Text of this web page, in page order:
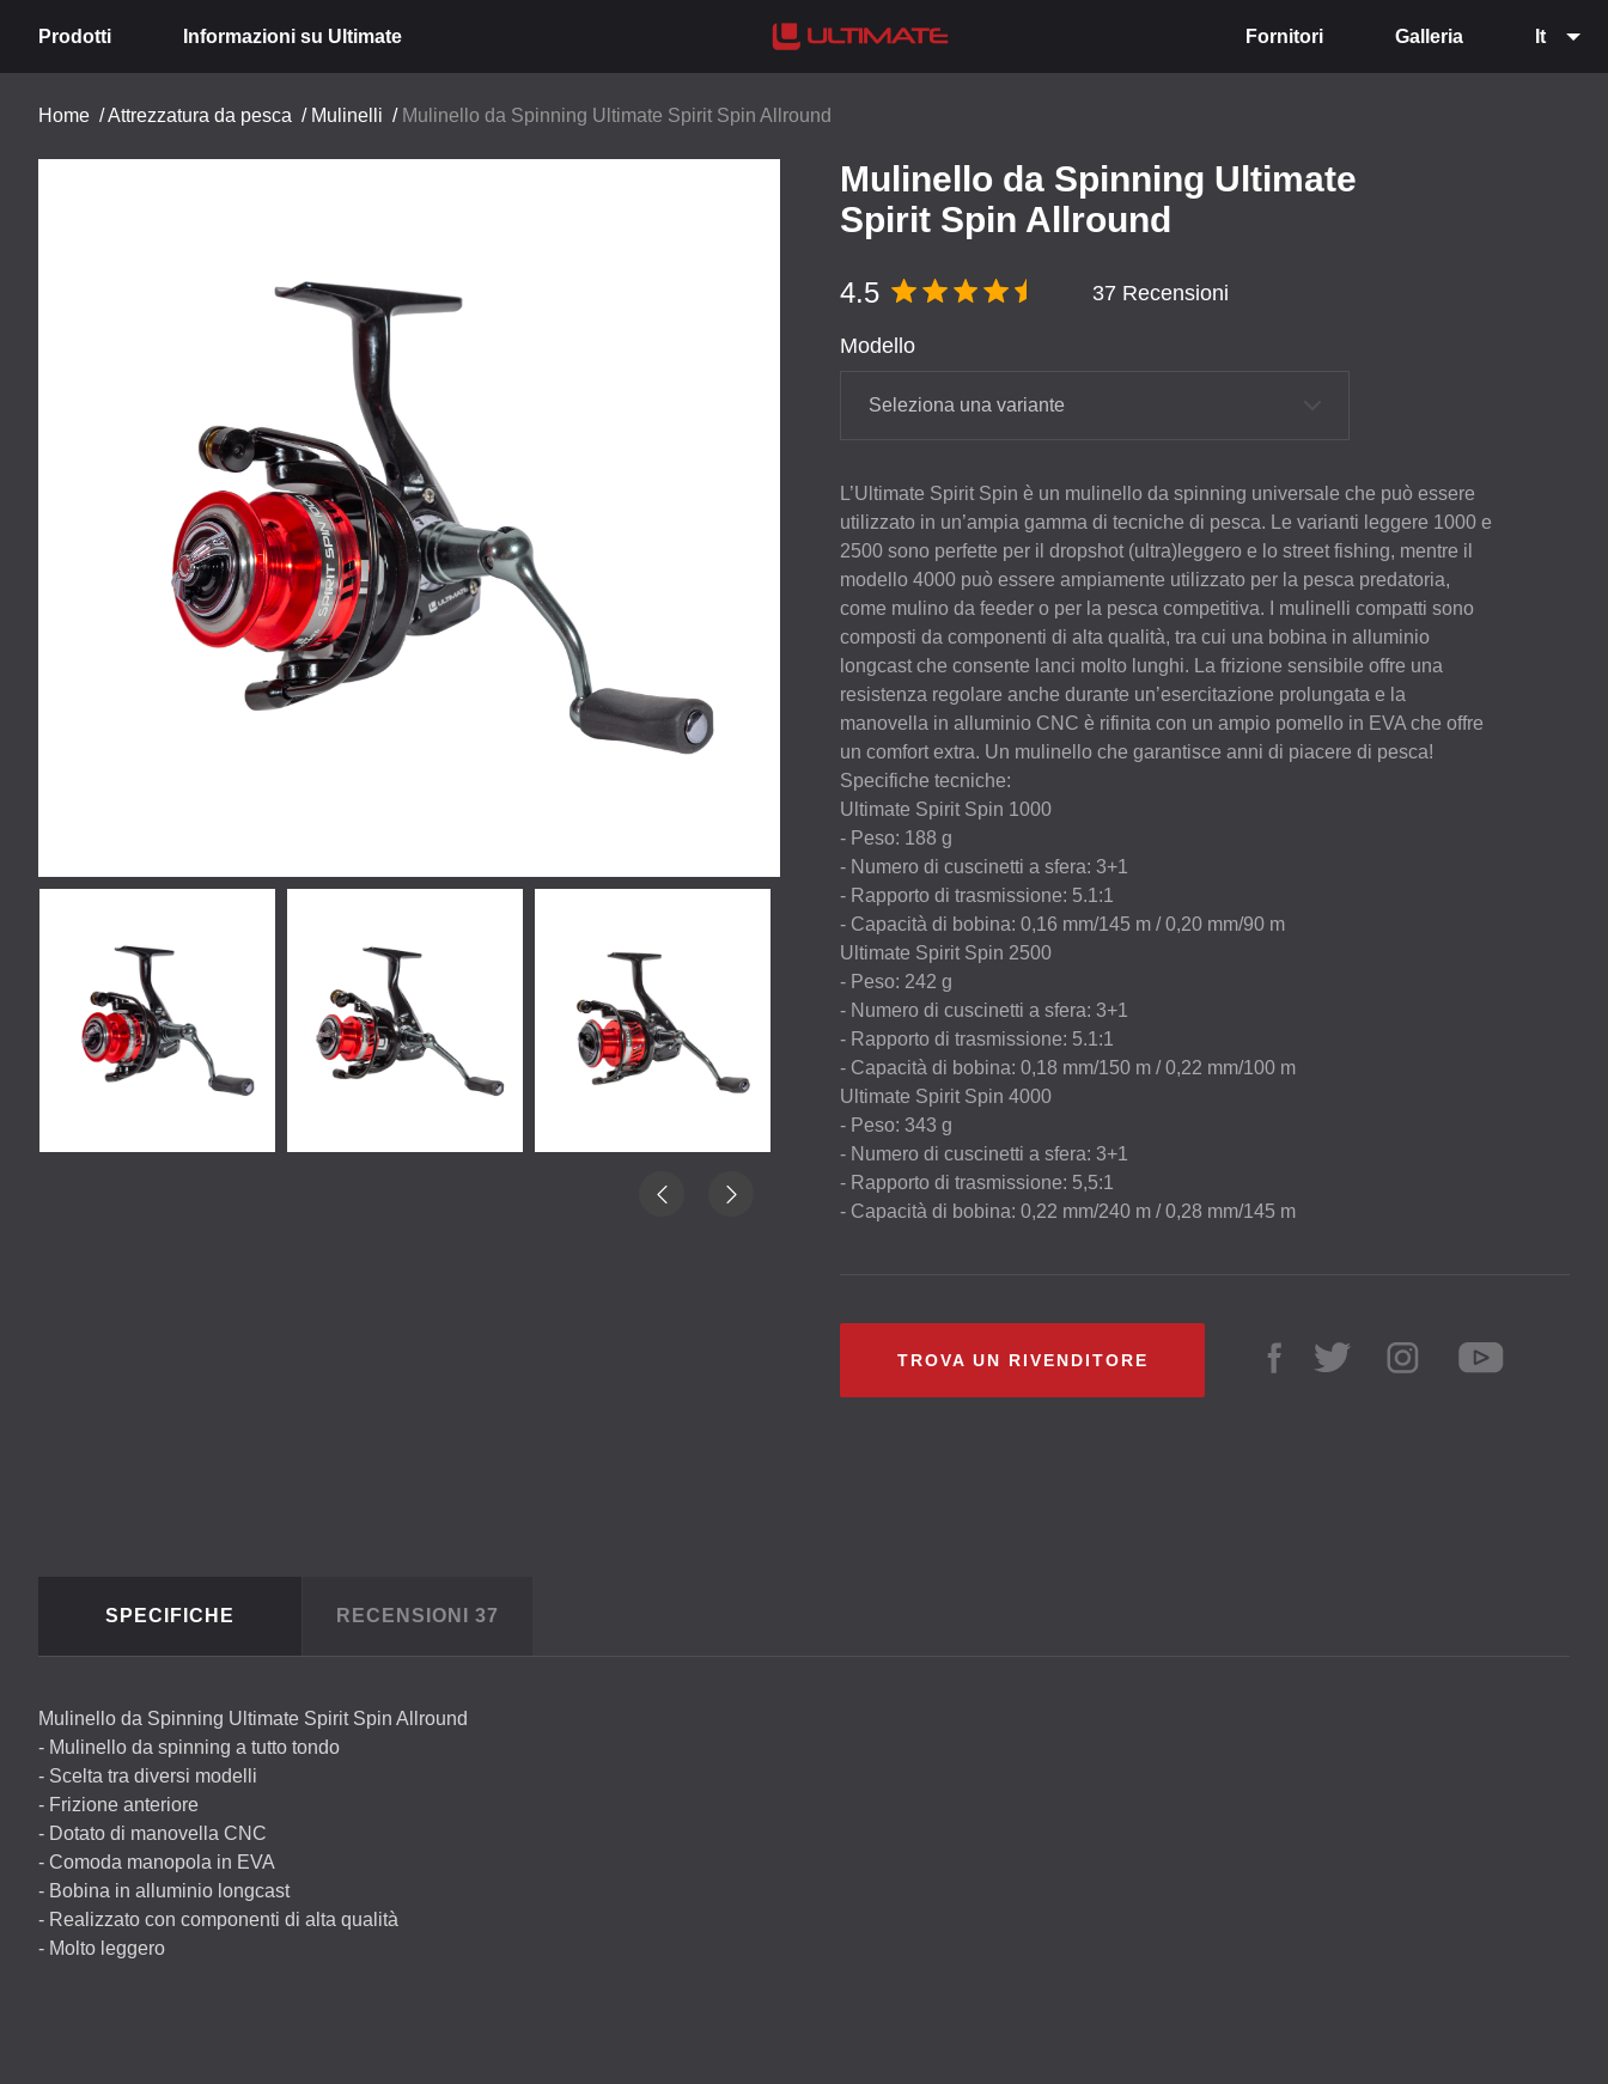
Prodotti Informazioni su Ultimate Fornitori Galleria It
Home /Attrezzatura da pesca / Mulinelli / Mulinello da Spinning Ultimate Spirit Spin Allround
Mulinello da Spinning Ultimate
Spirit Spin Allround
4.5 37 Recensioni
Modello
Seleziona una variante
L’Ultimate Spirit Spin è un mulinello da spinning universale che può essere
utilizzato in un’ampia gamma di tecniche di pesca. Le varianti leggere 1000 e
2500 sono perfette per il dropshot (ultra)leggero e lo street fishing, mentre il
modello 4000 può essere ampiamente utilizzato per la pesca predatoria,
come mulino da feeder o per la pesca competitiva. I mulinelli compatti sono
composti da componenti di alta qualità, tra cui una bobina in alluminio
longcast che consente lanci molto lunghi. La frizione sensibile offre una
resistenza regolare anche durante un’esercitazione prolungata e la
manovella in alluminio CNC è rifinita con un ampio pomello in EVA che offre
un comfort extra. Un mulinello che garantisce anni di piacere di pesca!
Specifiche tecniche:
Ultimate Spirit Spin 1000
- Peso: 188 g
- Numero di cuscinetti a sfera: 3+1
- Rapporto di trasmissione: 5.1:1
- Capacità di bobina: 0,16 mm/145 m / 0,20 mm/90 m
Ultimate Spirit Spin 2500
- Peso: 242 g
- Numero di cuscinetti a sfera: 3+1
- Rapporto di trasmissione: 5.1:1
- Capacità di bobina: 0,18 mm/150 m / 0,22 mm/100 m
Ultimate Spirit Spin 4000
- Peso: 343 g
- Numero di cuscinetti a sfera: 3+1
- Rapporto di trasmissione: 5,5:1
- Capacità di bobina: 0,22 mm/240 m / 0,28 mm/145 m
TROVA UN RIVENDITORE
SPECIFICHE RECENSIONI 37
Mulinello da Spinning Ultimate Spirit Spin Allround
- Mulinello da spinning a tutto tondo
- Scelta tra diversi modelli
- Frizione anteriore
- Dotato di manovella CNC
- Comoda manopola in EVA
- Bobina in alluminio longcast
- Realizzato con componenti di alta qualità
- Molto leggero